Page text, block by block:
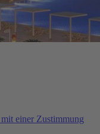
einer Zustimmung